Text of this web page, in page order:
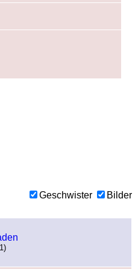
Geschwister Bilder